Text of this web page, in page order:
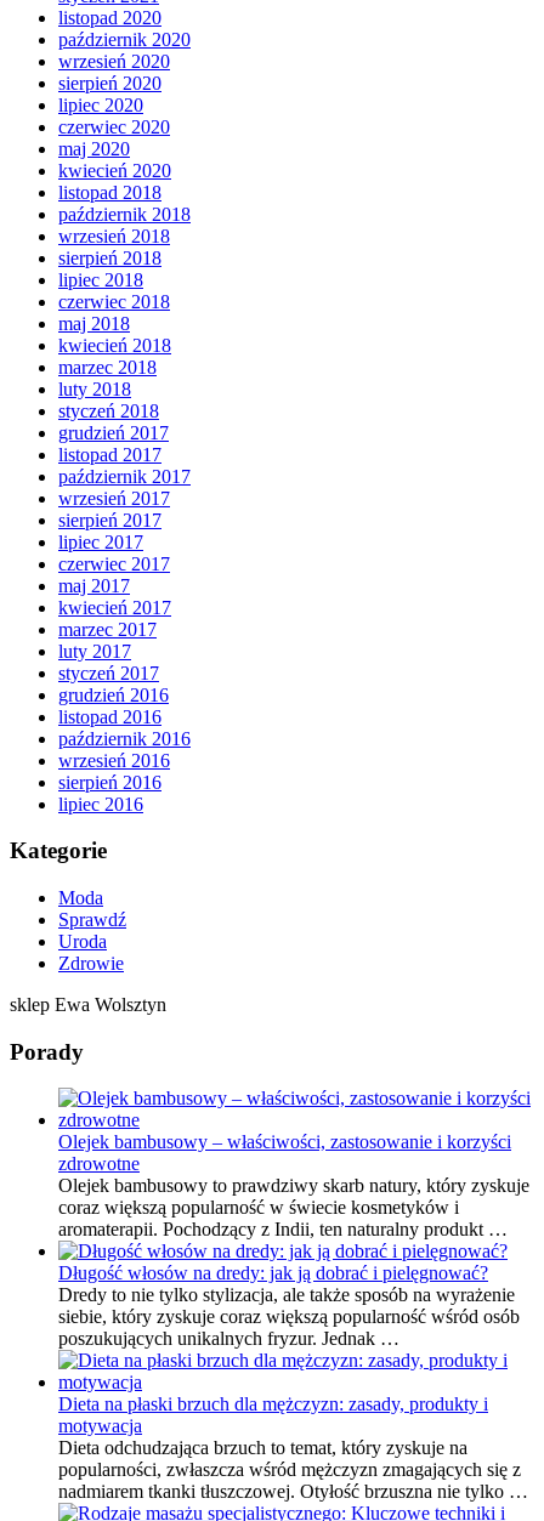
listopad 2020
październik 2020
wrzesień 2020
sierpień 2020
lipiec 2020
czerwiec 2020
maj 2020
kwiecień 2020
listopad 2018
październik 2018
wrzesień 2018
sierpień 2018
lipiec 2018
czerwiec 2018
maj 2018
kwiecień 2018
marzec 2018
luty 2018
styczeń 2018
grudzień 2017
listopad 2017
październik 2017
wrzesień 2017
sierpień 2017
lipiec 2017
czerwiec 2017
maj 2017
kwiecień 2017
marzec 2017
luty 2017
styczeń 2017
grudzień 2016
listopad 2016
październik 2016
wrzesień 2016
sierpień 2016
lipiec 2016
Kategorie
Moda
Sprawdź
Uroda
Zdrowie
sklep Ewa Wolsztyn
Porady
Olejek bambusowy – właściwości, zastosowanie i korzyści
zdrowotne
Olejek bambusowy to prawdziwy skarb natury, który zyskuje
coraz większą popularność w świecie kosmetyków i
aromaterapii. Pochodzący z Indii, ten naturalny produkt …
Długość włosów na dredy: jak ją dobrać i pielęgnować?
Dredy to nie tylko stylizacja, ale także sposób na wyrażenie
siebie, który zyskuje coraz większą popularność wśród osób
poszukujących unikalnych fryzur. Jednak …
Dieta na płaski brzuch dla mężczyzn: zasady, produkty i
motywacja
Dieta odchudzająca brzuch to temat, który zyskuje na
popularności, zwłaszcza wśród mężczyzn zmagających się z
nadmiarem tkanki tłuszczowej. Otyłość brzuszna nie tylko …